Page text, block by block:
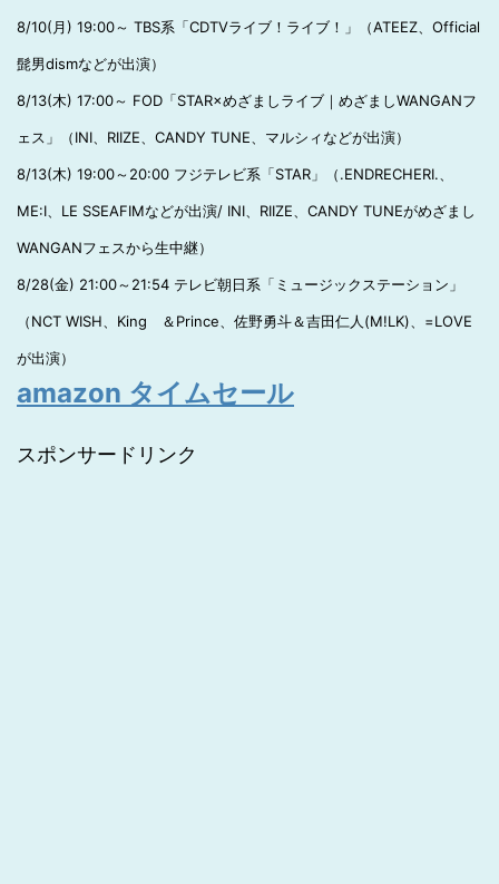
8/10(月) 19:00～ TBS系「CDTVライブ！ライブ！」（ATEEZ、Official
髭男dismなどが出演）
8/13(木) 17:00～ FOD「STAR×めざましライブ｜めざましWANGANフ
ェス」（INI、RIIZE、CANDY TUNE、マルシィなどが出演）
8/13(木) 19:00～20:00 フジテレビ系「STAR」（.ENDRECHERI.、
ME:I、LE SSEAFIMなどが出演/ INI、RIIZE、CANDY TUNEがめざまし
WANGANフェスから生中継）
8/28(金) 21:00～21:54 テレビ朝日系「ミュージックステーション」
（NCT WISH、King ＆Prince、佐野勇斗＆吉田仁人(M!LK)、=LOVE
が出演）
amazon タイムセール
スポンサードリンク